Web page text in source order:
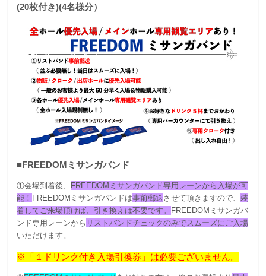
(20枚付き)(4名様分）
■FREEDOMミサンガバンド
①会場到着後、
FREEDOMミサンガバンド専用レーンから入場が可
能！ FREEDOMミサンガバンドは事前郵送させて頂きますので、 装
着してご来場頂けば、引き換えは不要です。
FREEDOMミサンガバ
ンド専用レーンから リストバンドチェックのみでスムーズにご入場
いただけます。
※「１ドリンク付き入場引換券」は必要ございません。